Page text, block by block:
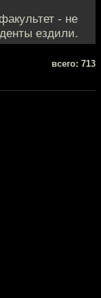
- не
ездили.
всего: 713